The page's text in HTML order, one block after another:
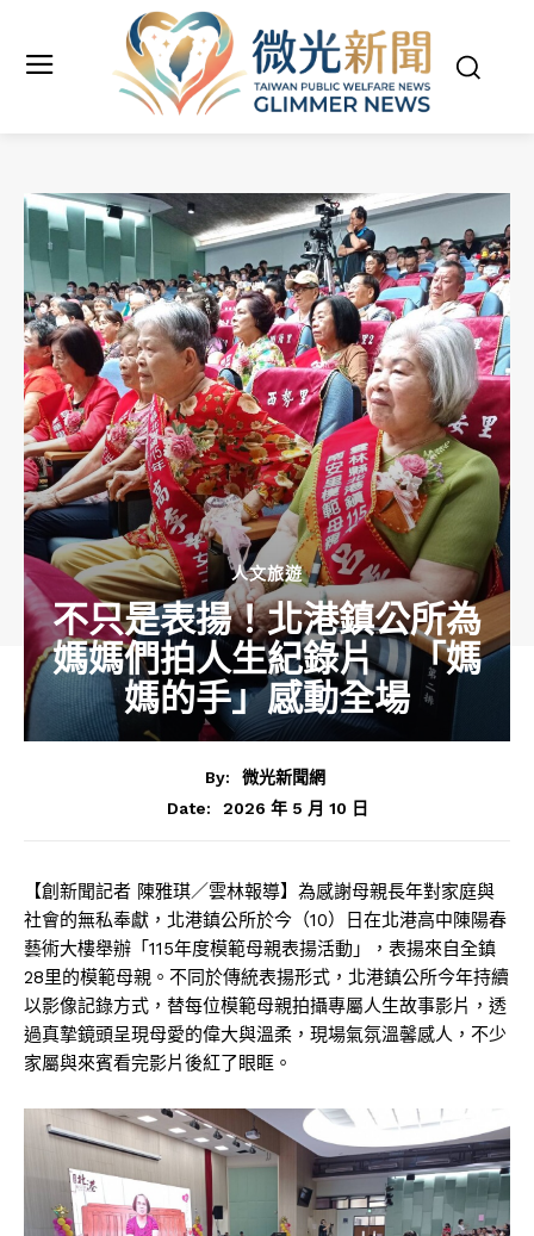
人文旅遊
不只是表揚！北港鎮公所為
媽媽們拍人生紀錄片 「媽
媽的手」感動全場
By:
微光新聞網
Date:
2026 年 5 月 10 日
【創新聞記者 陳雅琪／雲林報導】為感謝母親長年對家庭與
社會的無私奉獻，北港鎮公所於今（10）日在北港高中陳陽春
藝術大樓舉辦「115年度模範母親表揚活動」，表揚來自全鎮
28里的模範母親。不同於傳統表揚形式，北港鎮公所今年持續
以影像記錄方式，替每位模範母親拍攝專屬人生故事影片，透
過真摯鏡頭呈現母愛的偉大與溫柔，現場氣氛溫馨感人，不少
家屬與來賓看完影片後紅了眼眶。